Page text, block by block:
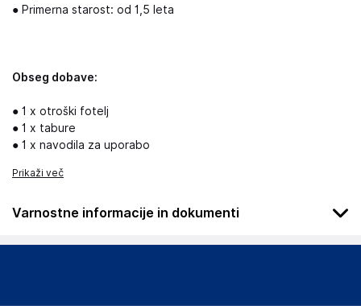
● Primerna starost: od 1,5 leta
Obseg dobave:
● 1 x otroški fotelj
● 1 x tabure
● 1 x navodila za uporabo
Prikaži več
Varnostne informacije in dokumenti
Podatki o proizvajalcu